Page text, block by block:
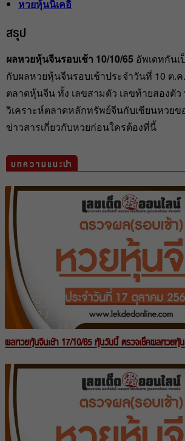
หวยหุ้นนิเคอิ
สรุป
ผลหวยหุ้นจีนรอบเช้า 10/10/65 อัพเดทกันเ
กับผลหวยหุ้นจีนรอบเช้าประจำวันที่ 10 ต.ค
ตลาดหุ้นจีน ทั้ง เลขสามตัว เลขท้ายสองตั
วิเคราะห์ตลาดหลักทรัพย์จีนกับเซียนหวยข
ข่าวสารเกี่ยวกับหวยก่อนใครต้องที่นี้
บทความแนะนำ
ผลหวยหุ้นจีนเช้า 17/10/65 หุ้นวันนี้ ตรวจเช็คผลหวยหุ้